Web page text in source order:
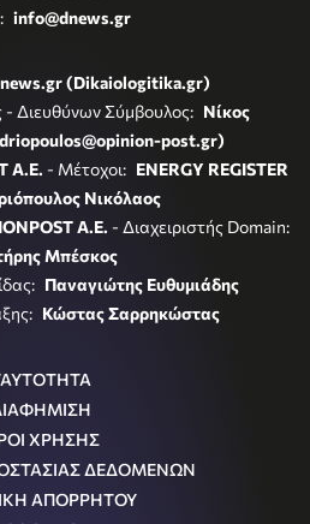
info@dnews.gr
(Dikaiologitika.gr)
Διευθύνων Σύμβουλος: Νίκος
post.gr)
A.E. - Μέτοχοι: ENERGY REGISTER
Νικόλαος
A.E. - Διαχειριστής Domain:
Μπέσκος
Παναγιώτης Ευθυμιάδης
Κώστας Σαρρηκώστας
ΧΡΗΣΗΣ
ΔΕΔΟΜΕΝΩΝ
ΑΠΟΡΡΗΤΟΥ